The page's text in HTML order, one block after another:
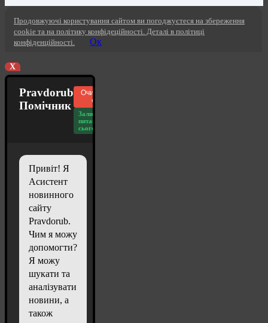
Продовжуючі користування сайтом ви погоджуєтеся на збереження
cookie та на політику конфідеційності. Деталі в політиці
конфіденційності.
Ок
X
Pravdorub
Помічник
Очистити
чат
Залишилось
питань
сьогодні: 20
Привіт! Я
Асистент
новинного
сайту
Pravdorub.
Чим я можу
допомогти?
Я можу
шукати та
аналізувати
новини, а
також